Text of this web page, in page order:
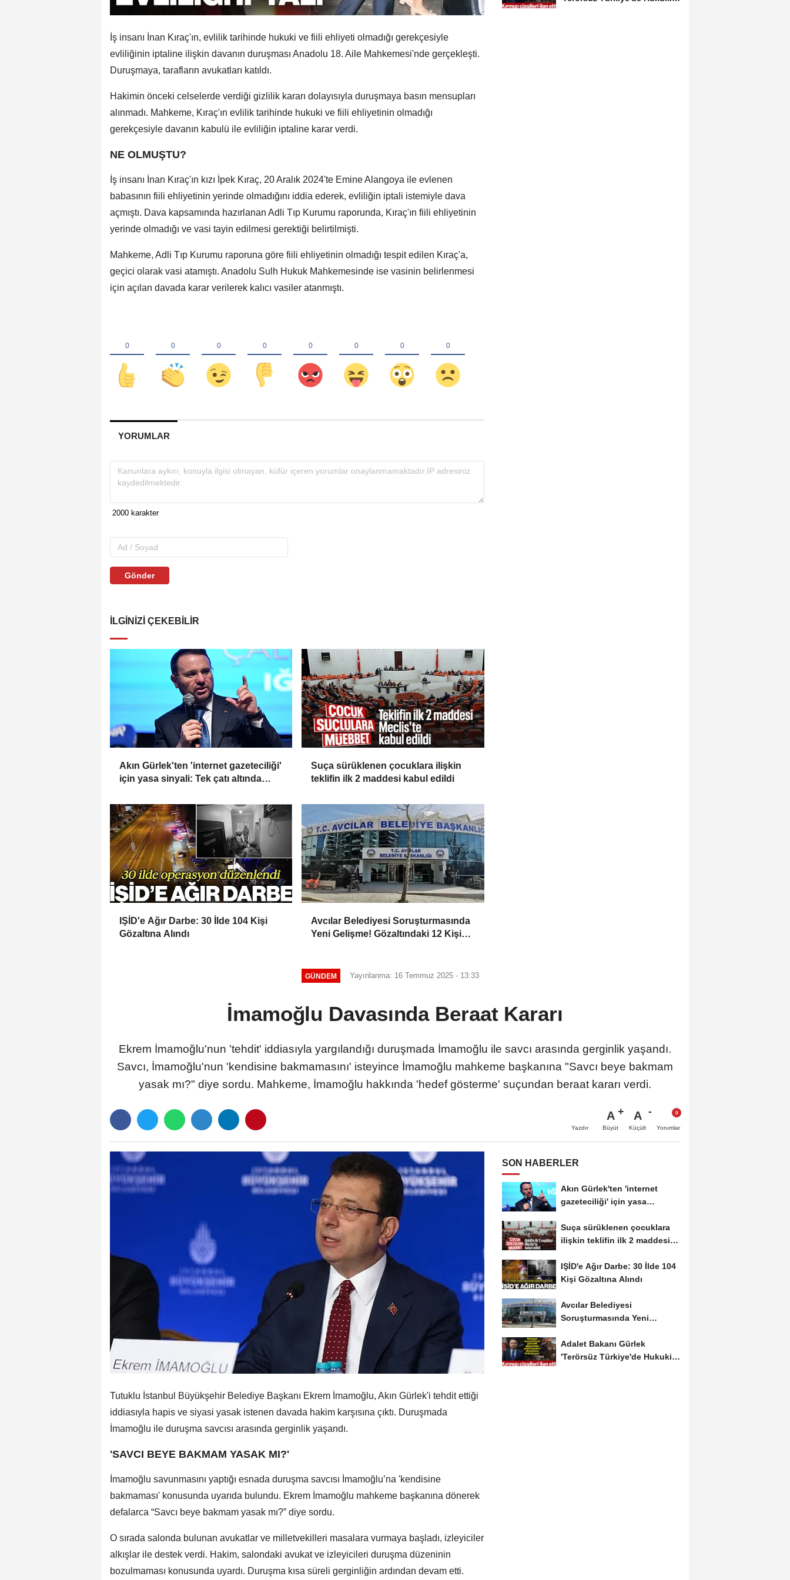
İş insanı İnan Kıraç'ın, evlilik tarihinde hukuki ve fiili ehliyeti olmadığı gerekçesiyle
evliliğinin iptaline ilişkin davanın duruşması Anadolu 18. Aile Mahkemesi'nde gerçekleşti.
Duruşmaya, tarafların avukatları katıldı.
Hakimin önceki celselerde verdiği gizlilik kararı dolayısıyla duruşmaya basın mensupları
alınmadı. Mahkeme, Kıraç'ın evlilik tarihinde hukuki ve fiili ehliyetinin olmadığı
gerekçesiyle davanın kabulü ile evliliğin iptaline karar verdi.
NE OLMUŞTU?
İş insanı İnan Kıraç'ın kızı İpek Kıraç, 20 Aralık 2024'te Emine Alangoya ile evlenen
babasının fiili ehliyetinin yerinde olmadığını iddia ederek, evliliğin iptali istemiyle dava
açmıştı. Dava kapsamında hazırlanan Adli Tıp Kurumu raporunda, Kıraç'ın fiili ehliyetinin
yerinde olmadığı ve vasi tayin edilmesi gerektiği belirtilmişti.
Mahkeme, Adli Tıp Kurumu raporuna göre fiili ehliyetinin olmadığı tespit edilen Kıraç'a,
geçici olarak vasi atamıştı. Anadolu Sulh Hukuk Mahkemesinde ise vasinin belirlenmesi
için açılan davada karar verilerek kalıcı vasiler atanmıştı.
YORUMLAR
Gönder
İLGINIZI ÇEKEBILIR
Akın Gürlek'ten 'internet gazeteciliği'
için yasa sinyali: Tek çatı altında
Suça sürüklenen çocuklara ilişkin
teklifin ilk 2 maddesi kabul edildi
IŞİD'e Ağır Darbe: 30 İlde 104 Kişi
Gözaltına Alındı
Avcılar Belediyesi Soruşturmasında
Yeni Gelişme! Gözaltındaki 12 Kişi
GÜNDEM Yayınlanma: 16 Temmuz 2025 - 13:33
İmamoğlu Davasında Beraat Kararı
Ekrem İmamoğlu'nun 'tehdit' iddiasıyla yargılandığı duruşmada İmamoğlu ile savcı arasında gerginlik yaşandı.
Savcı, İmamoğlu'nun 'kendisine bakmamasını' isteyince İmamoğlu mahkeme başkanına "Savcı beye bakmam
yasak mı?" diye sordu. Mahkeme, İmamoğlu hakkında 'hedef gösterme' suçundan beraat kararı verdi.
Yazdır
A
Büyüt
A
Küçült Yorumlar
Tutuklu İstanbul Büyükşehir Belediye Başkanı Ekrem İmamoğlu, Akın Gürlek'i tehdit ettiği
iddiasıyla hapis ve siyasi yasak istenen davada hakim karşısına çıktı. Duruşmada
İmamoğlu ile duruşma savcısı arasında gerginlik yaşandı.
'SAVCI BEYE BAKMAM YASAK MI?'
İmamoğlu savunmasını yaptığı esnada duruşma savcısı İmamoğlu’na 'kendisine
bakmaması' konusunda uyarıda bulundu. Ekrem İmamoğlu mahkeme başkanına dönerek
defalarca “Savcı beye bakmam yasak mı?” diye sordu.
O sırada salonda bulunan avukatlar ve milletvekilleri masalara vurmaya başladı, izleyiciler
alkışlar ile destek verdi. Hakim, salondaki avukat ve izleyicileri duruşma düzeninin
bozulmaması konusunda uyardı. Duruşma kısa süreli gerginliğin ardından devam etti.
SON HABERLER
Akın Gürlek'ten 'internet
gazeteciliği' için yasa
Suça sürüklenen çocuklara
ilişkin teklifin ilk 2 maddesi
IŞİD'e Ağır Darbe: 30 İlde 104
Kişi Gözaltına Alındı
Avcılar Belediyesi
Soruşturmasında Yeni
Adalet Bakanı Gürlek
'Terörsüz Türkiye'de Hukuki